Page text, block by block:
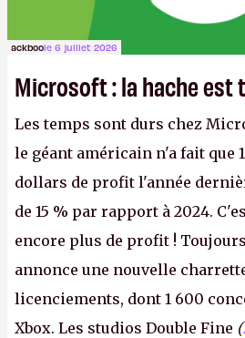
ackboole 6 juillet 2026
Microsoft : la hache est
Les temps sont durs chez
le géant américain n'a fait que
dollars de profit l'année
de 15 % par rapport à 2024.
encore plus de profit !
annonce une nouvelle
licenciements, dont 1 600
Xbox. Les studios Double Fine (